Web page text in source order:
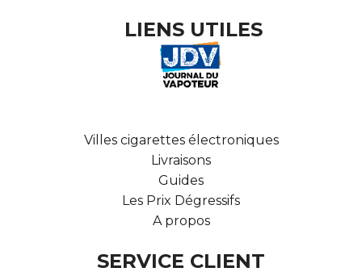
LIENS UTILES
Villes cigarettes électroniques
Livraisons
Guides
Les Prix Dégressifs
A propos
SERVICE CLIENT